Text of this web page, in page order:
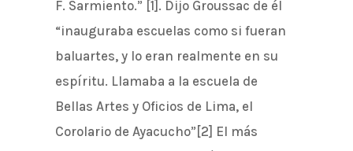
F. Sarmiento.” [1]. Dijo Groussac de él
“inauguraba escuelas como si fueran
baluartes, y lo eran realmente en su
espíritu. Llamaba a la escuela de
Bellas Artes y Oficios de Lima, el
Corolario de Ayacucho”[2] El más